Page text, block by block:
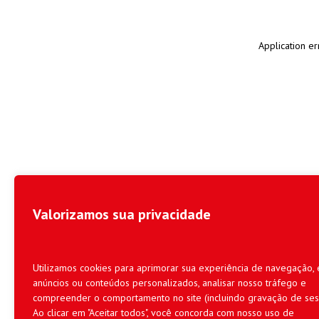
Valorizamos sua privacidade
Utilizamos cookies para aprimorar sua experiência de navegação,
anúncios ou conteúdos personalizados, analisar nosso tráfego e
compreender o comportamento no site (incluindo gravação de
Ao clicar em "Aceitar todos", você concorda com nosso uso de
Application